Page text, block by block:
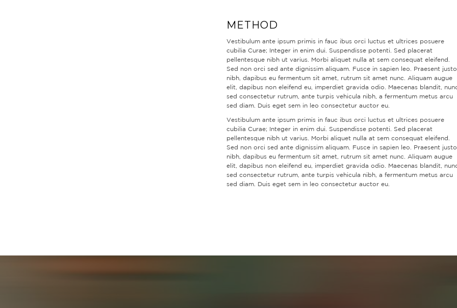
METHOD
Vestibulum ante ipsum primis in fauc ibus orci luctus et ultrices posuere
cubilia Curae; Integer in enim dui. Suspendisse potenti. Sed placerat
pellentesque nibh ut varius. Morbi aliquet nulla at sem consequat eleifend.
Sed non orci sed ante dignissim aliquam. Fusce in sapien leo. Praesent justo
nibh, dapibus eu fermentum sit amet, rutrum sit amet nunc. Aliquam augue
elit, dapibus non eleifend eu, imperdiet gravida odio. Maecenas blandit,
sed consectetur rutrum, ante turpis vehicula nibh, a fermentum metus arcu
sed diam. Duis eget sem in leo consectetur auctor eu.
Vestibulum ante ipsum primis in fauc ibus orci luctus et ultrices posuere
cubilia Curae; Integer in enim dui. Suspendisse potenti. Sed placerat
pellentesque nibh ut varius. Morbi aliquet nulla at sem consequat eleifend.
Sed non orci sed ante dignissim aliquam. Fusce in sapien leo. Praesent justo
nibh, dapibus eu fermentum sit amet, rutrum sit amet nunc. Aliquam augue
elit, dapibus non eleifend eu, imperdiet gravida odio. Maecenas blandit,
sed consectetur rutrum, ante turpis vehicula nibh, a fermentum metus arcu
sed diam. Duis eget sem in leo consectetur auctor eu.